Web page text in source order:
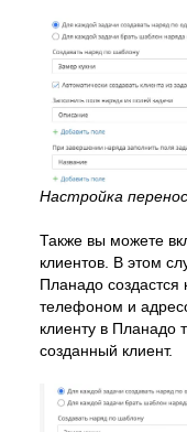
Настройка
Также вы можете
клиентов. В этом
Планадо
телефоном и
клиенту в Планадо
созданный клиент.